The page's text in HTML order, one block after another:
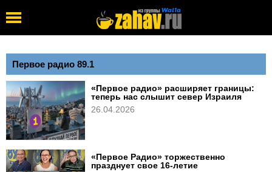
Первое радио 89.1
«Первое радио» расширяет границы:
теперь нас слышит север Израиля
26.04.2026
«Первое Радио» торжественно
празднует свое 16-летие